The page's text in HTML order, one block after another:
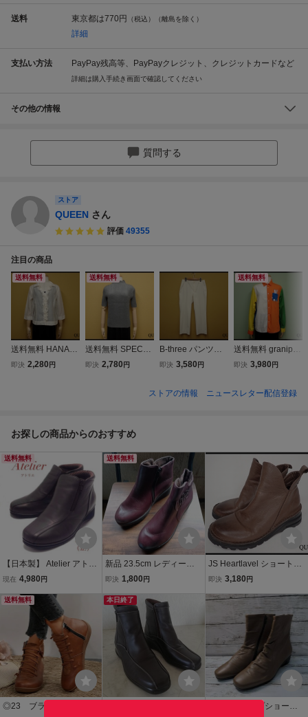
送料 東京都は770円 （税込）（離島を除く）
詳細
支払い方法 PayPay残高等、PayPayクレジット、クレジットカードなど
詳細は購入手続き画面で確認してください
その他の情報
質問する
ストア
QUEEN さん
評価 49355
注目の商品
送料無料
送料無料 HANAE
MORI プリーツブ
即決 2,280 円
送料無料
送料無料 SPECC
HIO プリーツカッ
即決 2,780 円
B-three パンツ・3
△ビースリー/キャ
6水4-4
即決 3,580 円
送料無料
送料無料 graniph×
miffy シャツ△グラ
ス/@B2/26皐2-24
即決 3,980 円
ストアの情報 ニュースレター配信登録
お探しの商品からのおすすめ
送料無料
【日本製】 Atelier アトリ
エ サイドゴア ショートブ
ドジップ ブラウン 22cm
4E 幅広 ゆったり レディ
ース 防滑
現在 4,980 円
送料無料
新品 23.5cm レディース
ブーツ ワインレッド シュ
即決 1,800 円
JS Heartlavel ショートブ
ーツ・22cmEEEE★JSハ
4-2
即決 3,180 円
送料無料
◎23 ブラウン レディ
本日終了
1:サイドジップショート